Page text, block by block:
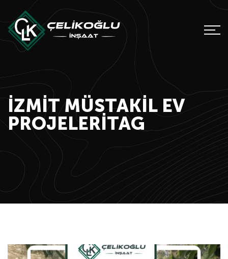
İZMIT MÜSTAKIL EV
PROJELERITAG